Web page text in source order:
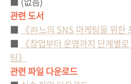
관련 도서
■ 《좐느의 SNS 마케팅을 위한
■ 《창업부터 운영까지 단계별
팅》
관련 파일 다운로드